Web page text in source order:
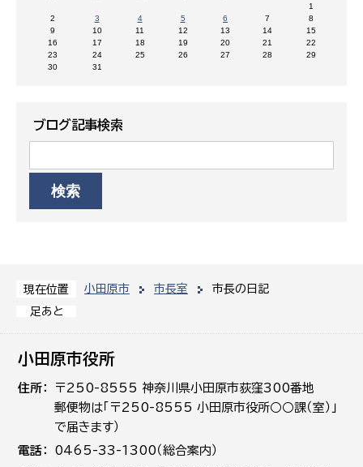
現在位置 小田原市 市長室
市長の日記
足あと
1
2
3 4 5 6 7
8
9
10 11 12 13 14
15
16
17 18 19 20 21
22
23
24 25 26 27 28
29
30
31
ブログ記事検索
小田原市役所
住所
〒250-8555 神奈川県小田原市荻窪300番地
郵便物は「〒250-8555 小田原市役所○○課（室）」
で届きます）
電話
0465-33-1300（総合案内）